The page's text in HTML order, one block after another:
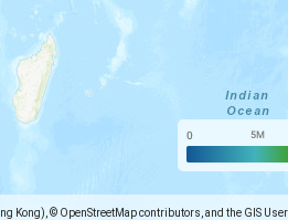
Kong), © OpenStreetMap contributors, and the GIS